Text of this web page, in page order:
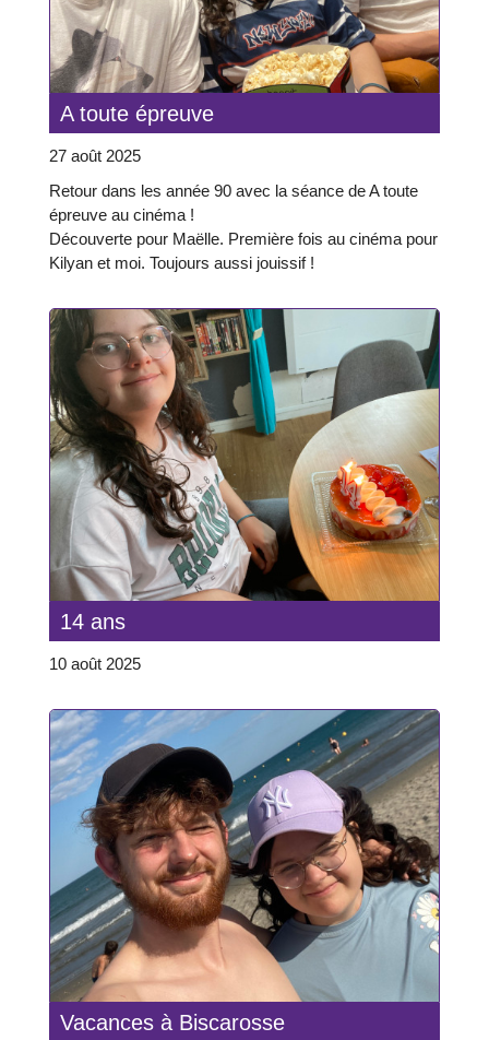
A toute épreuve
27 août 2025
Retour dans les année 90 avec la séance de A toute
épreuve au cinéma !
Découverte pour Maëlle. Première fois au cinéma pour
Kilyan et moi. Toujours aussi jouissif !
14 ans
10 août 2025
Vacances à Biscarosse